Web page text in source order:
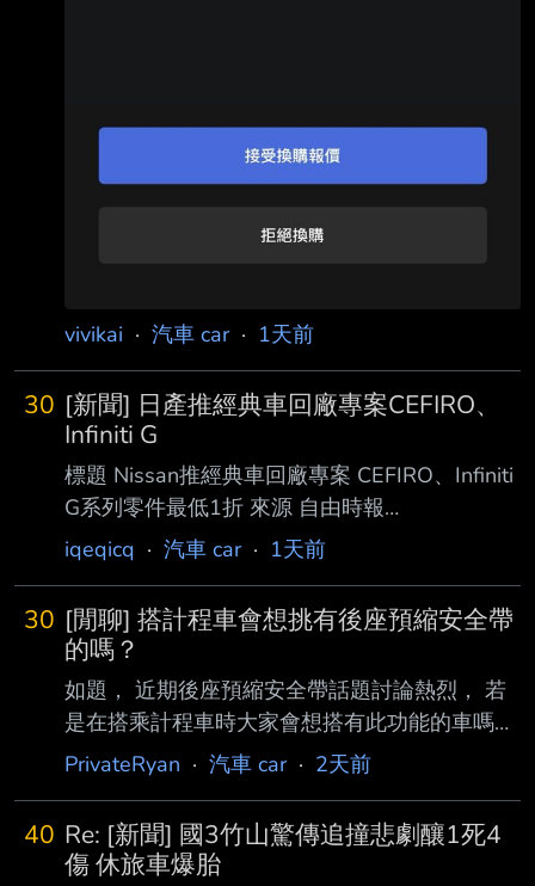
vivikai · 汽車 car· 1天前
30 [新聞] 日產推經典車回廠專案CEFIRO、
Infiniti G
標題 Nissan推經典車回廠專案 CEFIRO、Infiniti
G系列零件最低1折 來源 自由時報
https://auto.ltn.com.tw/news/32535
Nissan Nissan在台深耕68年，推出過不少經典
車款，其中以搭載V6引擎的CEFIRO最具代表
性，至 今仍有不少車主持續珍藏與使用。為協
助經典車維持最佳車況，裕隆日產宣布推出「經
典 車老朋友專案」，即日起至9月30日止，針對
Nissan CEFIRO以及Infinit
iqeqicq · 汽車 car· 1天前
30 [閒聊] 搭計程車會想挑有後座預縮安全帶
的嗎？
如題， 近期後座預縮安全帶話題討論熱烈， 若
是在搭乘計程車時大家會想搭有此功能的車嗎？
還是乾脆直接坐副駕好了？ 叫車APP以後是不是
項之外，應再增加後 座預縮安全帶車輛的選項
會更安全？ 有沒有安全帶達人能分享看法的？ -
PrivateRyan · 汽車 car· 2天前
40 Re: [新聞] 國3竹山驚傳追撞悲劇釀1死4
傷 休旅車爆胎